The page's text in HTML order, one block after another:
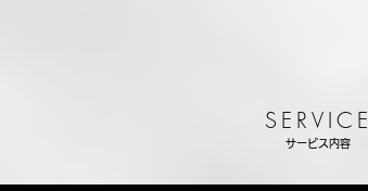
SERVICE
サービス内容